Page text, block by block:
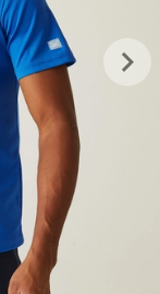
keyboard_arrow_right